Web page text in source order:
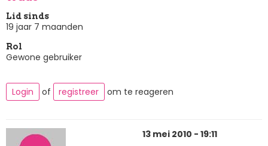
Lid sinds
19 jaar 7 maanden
Rol
Gewone gebruiker
Login of registreer om te reageren
13 mei 2010 - 19:11